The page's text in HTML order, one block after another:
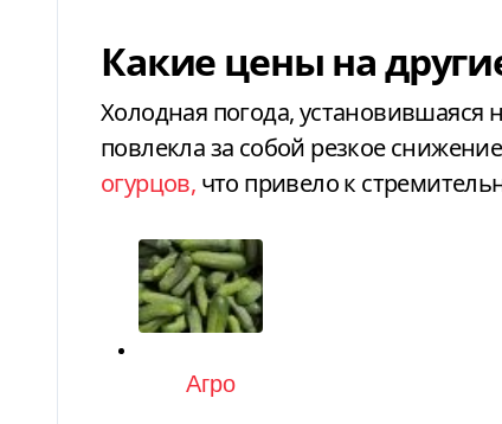
Какие цены на
Холодная погода,
повлекла за собой резкое снижение
огурцов, что привело к
Категория
Агро